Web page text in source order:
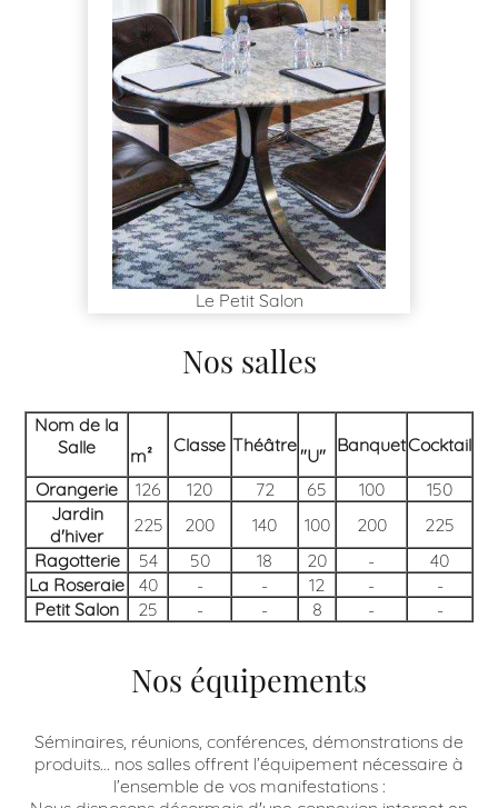
Le Petit Salon
Nos salles
Nom de la
Salle
m² Classe Théâtre"U" BanquetCocktail
Orangerie
126 120 72 65 100
150
Jardin
d'hiver
225 200 140 100 200
225
Ragotterie
54 50 18 20 -
40
La Roseraie
40 - - 12 -
-
Petit Salon
25 - - 8 - -
Nos équipements
Séminaires, réunions, conférences, démonstrations de
produits… nos salles offrent l’équipement nécessaire à
l’ensemble de vos manifestations :